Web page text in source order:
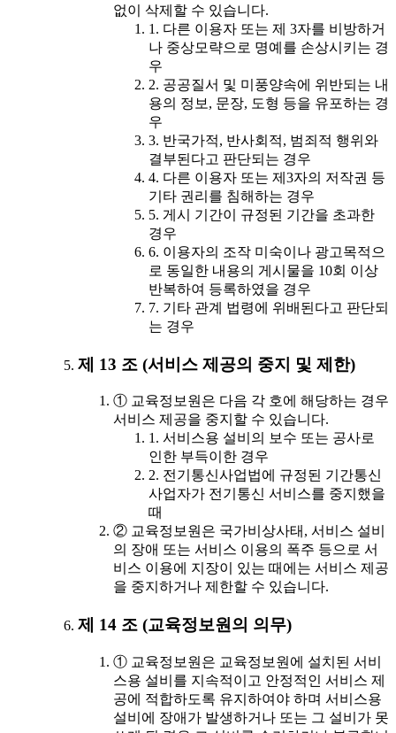
없이 삭제할 수 있습니다.
1. 다른 이용자 또는 제 3자를 비방하거
나 중상모략으로 명예를 손상시키는 경
우
2. 공공질서 및 미풍양속에 위반되는 내
용의 정보, 문장, 도형 등을 유포하는 경
우
3. 반국가적, 반사회적, 범죄적 행위와
결부된다고 판단되는 경우
4. 다른 이용자 또는 제3자의 저작권 등
기타 권리를 침해하는 경우
5. 게시 기간이 규정된 기간을 초과한
경우
6. 이용자의 조작 미숙이나 광고목적으
로 동일한 내용의 게시물을 10회 이상
반복하여 등록하였을 경우
7. 기타 관계 법령에 위배된다고 판단되
는 경우
제 13 조 (서비스 제공의 중지 및 제한)
① 교육정보원은 다음 각 호에 해당하는 경우
서비스 제공을 중지할 수 있습니다.
1. 서비스용 설비의 보수 또는 공사로
인한 부득이한 경우
2. 전기통신사업법에 규정된 기간통신
사업자가 전기통신 서비스를 중지했을
때
② 교육정보원은 국가비상사태, 서비스 설비
의 장애 또는 서비스 이용의 폭주 등으로 서
비스 이용에 지장이 있는 때에는 서비스 제공
을 중지하거나 제한할 수 있습니다.
제 14 조 (교육정보원의 의무)
① 교육정보원은 교육정보원에 설치된 서비
스용 설비를 지속적이고 안정적인 서비스 제
공에 적합하도록 유지하여야 하며 서비스용
설비에 장애가 발생하거나 또는 그 설비가 못